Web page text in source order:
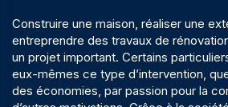
Construire une maison, réaliser une
entreprendre des travaux de
un projet important. Certains
eux-mêmes ce type d’intervention,
des économies, par passion pour la